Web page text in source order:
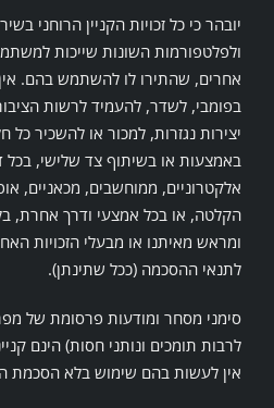
יובהר כי כל זכויות הקניין הרוחני
ולפלטפורמות השונות שייכות
אחרים, שהתירו לו להשתמש בהם.
בפומבי, לשדר, להעמיד לרשות
יצירות נגזרות, למכור או להשכיר כל
באמצעות או בשיתוף צד שלישי, בכל
אלקטרוניים, ממוחשבים, מכאניים,
הקלטה, או בכל אמצעי ודרך אחרת,
ומראש מאיתנו או מבעלי הזכויות
לתנאי ההסכמה (ככל שתינתן).
סימני מסחר ומודעות פרסומת של
לרבות תומכים ונותני חסות) הינם
אין לעשות בהם שימוש בלא הסכמת